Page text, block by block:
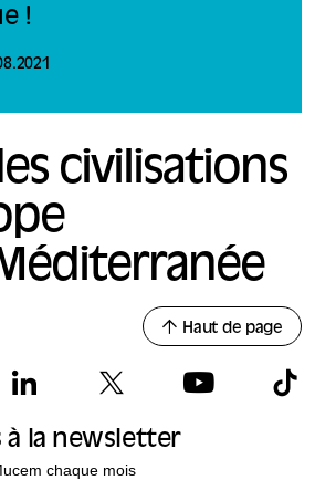
!
civilisations
Haut de page
à la newsletter
chaque mois